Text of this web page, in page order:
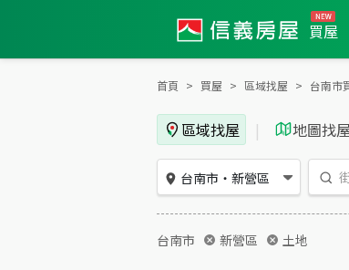
買屋
首頁 買屋 區域找屋 台南市
區域找屋 | 地圖找屋
台南市 ・ 新營區
台南市 新營區 土地